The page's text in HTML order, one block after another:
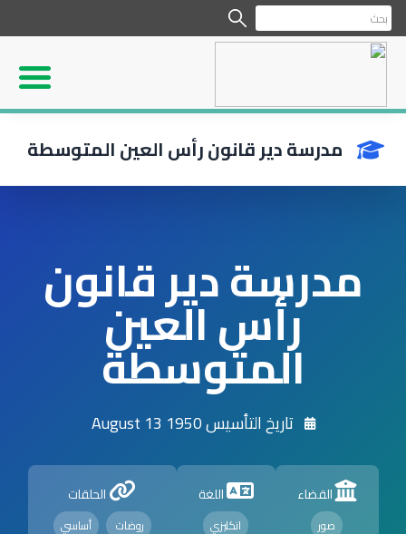
مدرسة دير قانون رأس العين المتوسطة
مدرسة دير قانون
رأس العين
المتوسطة
تاريخ التأسيس 1950 August 13
القضاء
صور
اللغة
انكليزي
الحلقات
روضات أساسي